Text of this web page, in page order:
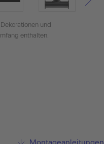
und
enthalten.